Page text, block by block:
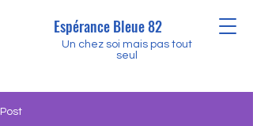
Espérance Bleue 82
Un chez soi mais pas tout
seul
Post